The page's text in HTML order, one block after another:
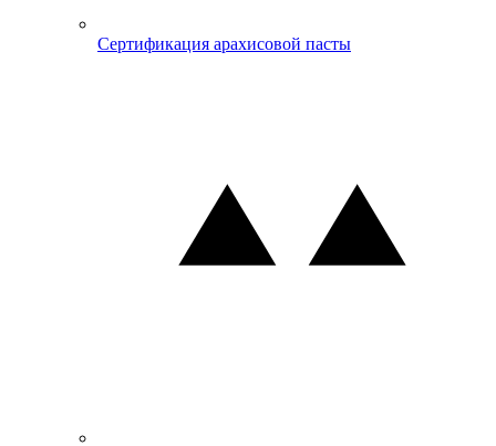
Сертификация арахисовой пасты